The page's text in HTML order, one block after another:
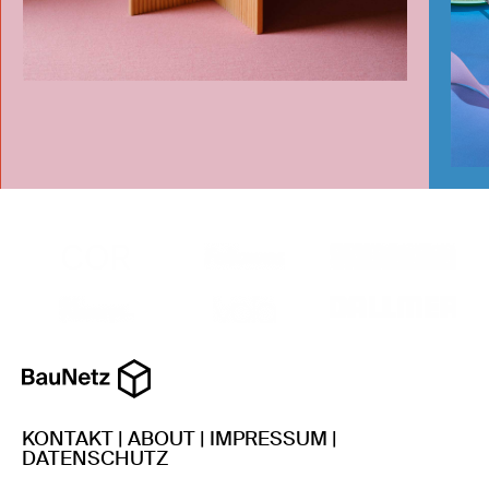
KONTAKT | ABOUT | IMPRESSUM |
DATENSCHUTZ